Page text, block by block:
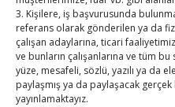
3. Kişilere, iş başvurusunda
referans olarak gönderilen ya da
çalışan adaylarına, ticari
ve bunların çalışanlarına ve tüm bu
yüze, mesafeli, sözlü, yazılı ya da
paylaşmış ya da paylaşacak
yayınlamaktayız.
ByTUTSOon Ağu 1, 2026
Mayıs 2024
P
S Ç P